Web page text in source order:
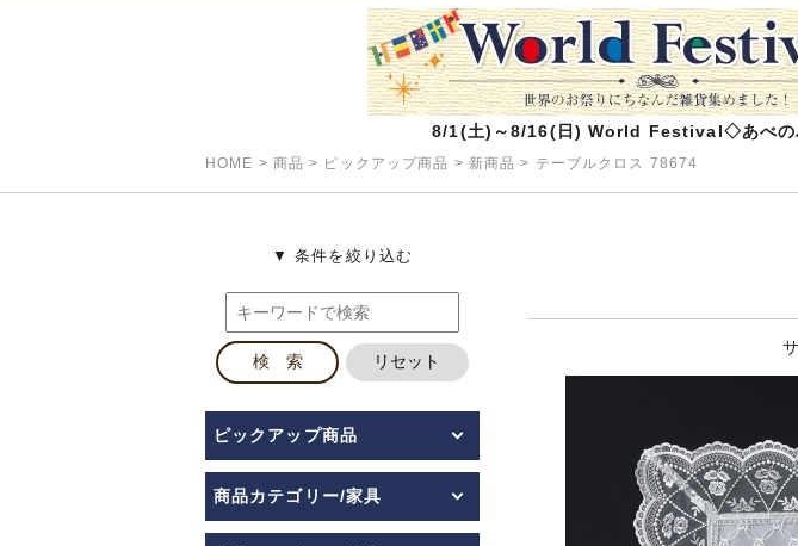
8/1(土)～8/16(日) World Festival◇あべの
HOME > 商品 > ピックアップ商品 > 新商品 > テーブルクロス 78674
ピックアップ商品
商品カテゴリー/家具